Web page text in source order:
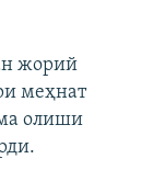
жорий
меҳнат
олиши